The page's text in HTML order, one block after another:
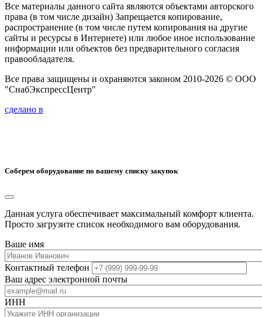
Все материалы данного сайта являются объектами авторского
права (в том числе дизайн) Запрещается копирование,
распространение (в том числе путем копирования на другие
сайты и ресурсы в Интернете) или любое иное использование
информации или объектов без предварительного согласия
правообладателя.
Все права защищены и охраняются законом 2010-2026 © ООО
"СнабЭкспрессЦентр"
сделано в
Соберем оборудование по вашему списку закупок
Данная услуга обеспечивает максимальный комфорт клиента.
Просто загрузите список необходимого вам оборудования.
Ваше имя
Контактный телефон
Ваш адрес электронной почты
ИНН